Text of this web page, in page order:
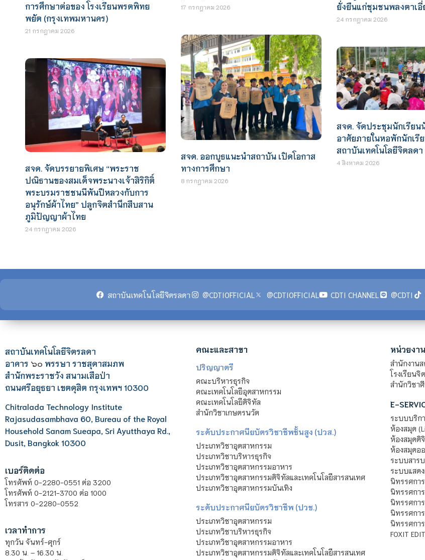
การศึกษาต่อของ โรงเรียนพรตพิทย
พยัต (กรุงเทพมหานคร)
21 กรกฎาคม 2026
17 กรกฎาคม 2026
ยั่งยืนแก่ชุมชนพลงตาเอี่
24 กรกฎาคม 2026
สจด. จัดบรรยายพิเศษ “พระราช
ปณิธานของสมเด็จพระนางเจ้าสิริกิติ์
พระบรมราชชนนีพันปีหลวงกับการ
อนุรักษ์ผ้าไทย” ปลูกจิตสำนึกสืบสาน
ภูมิปัญญาผ้าไทย
24 กรกฎาคม 2026
สจด. ออกบูธแนะนำสถาบัน เปิดโอกาส
ทางการศึกษา
8 กรกฎาคม 2026
สจด. จัดประชุมนักเรีย
อาศัยภายในหอพักนักเรี
สถาบันเทคโนโลยีจิตลดา
4 สิงหาคม 2026
สถาบันเทคโนโลยีจิตรลดา @CDTIOFFICIAL @CDTIOFFICIAL CDTI CHANNEL @CDTI
สถาบันเทคโนโลยีจิตรลดา
อาคาร ๖๐ พรรษา ราชสุดาสมภพ
สำนักพระราชวัง สนามเสือป่า
ถนนศรีอยุธยา เขตดุสิต กรุงเทพฯ 10300
Chitralada Technology Institute
Rajasudasambhava 60, Bureau of the Royal
Household Sanam Sueapa, Sri Ayutthaya Rd.,
Dusit, Bangkok 10300
เบอร์ติดต่อ
โทรศัพท์ 0-2280-0551 ต่อ 3200
โทรศัพท์ 0-2121-3700 ต่อ 1000
โทรสาร 0-2280-0552
เวลาทำการ
ทุกวัน จันทร์-ศุกร์
8.30 น. – 16.30 น.
คณะและสาขา
ปริญญาตรี
คณะบริหารธุรกิจ
คณะเทคโนโลยีอุตสาหกรรม
คณะเทคโนโลยีดิจิทัล
สำนักวิชาเกษตรนวัต
ระดับประกาศนียบัตรวิชาชีพชั้นสูง (ปวส.)
ประเภทวิชาอุตสาหกรรม
ประเภทวิชาบริหารธุรกิจ
ประเภทวิชาอุตสาหกรรมอาหาร
ประเภทวิชาอุตสาหกรรมดิจิทัลและเทคโนโลยีสารสนเทศ
ประเภทวิชาอุตสาหกรรมบันเทิง
ระดับประกาศนียบัตรวิชาชีพ (ปวช.)
ประเภทวิชาอุตสาหกรรม
ประเภทวิชาบริหารธุรกิจ
ประเภทวิชาอุตสาหกรรมอาหาร
ประเภทวิชาอุตสาหกรรมดิจิทัลและเทคโนโลยีสารสนเทศ
หน่วยงาน
สำนักงาน
โรงเรียน
สำนักวิชา
E-
ระบบบริกา
ห้องสมุด
ห้องสมุดดิ
ห้องสมุดอ
ระบบสาร
ระบบแสด
นิทรรศกา
นิทรรศกา
นิทรรศกา
นิทรรศกา
นิทรรศกา
FOXIT